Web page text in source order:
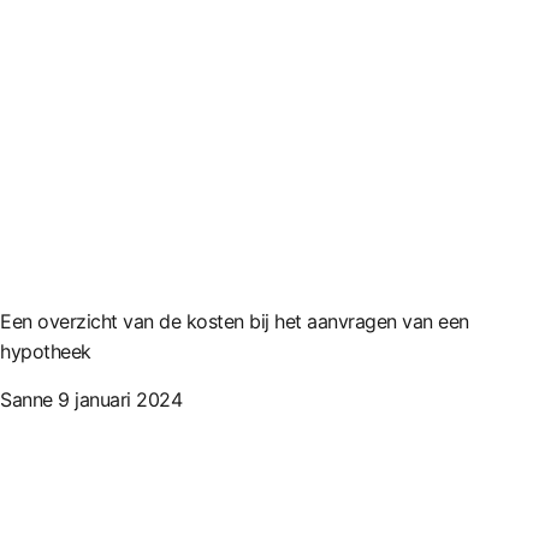
Een overzicht van de kosten bij het aanvragen van een
hypotheek
Sanne 9 januari 2024